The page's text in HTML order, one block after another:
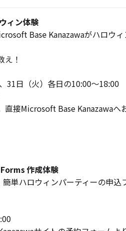
ィン体験
Base Kanazawaがハロウ
！
31日（火）各日の10:00～18:00
直接Microsoft Base Kanazawaへ
作成体験
単ハロウィンパーティーの申込